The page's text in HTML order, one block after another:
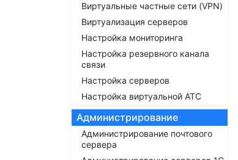
Виртуальные частные сети (VPN)
Виртуализация серверов
Настройка мониторинга
Настройка резервного канала
связи
Настройка серверов
Настройка виртуальной АТС
Администрирование
Администрирование почтового
сервера